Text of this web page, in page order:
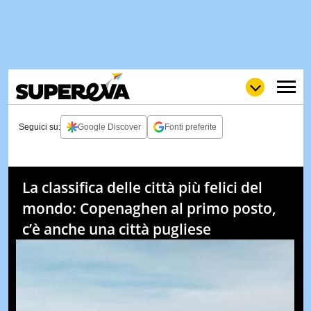
WOW
POP
NEWS
VIDEO
Seguici su: Google Discover Fonti preferite
La classifica delle città più felici del
mondo: Copenaghen al primo posto,
c’è anche una città pugliese